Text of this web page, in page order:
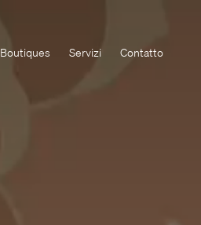
Boutiques Servizi Contatto